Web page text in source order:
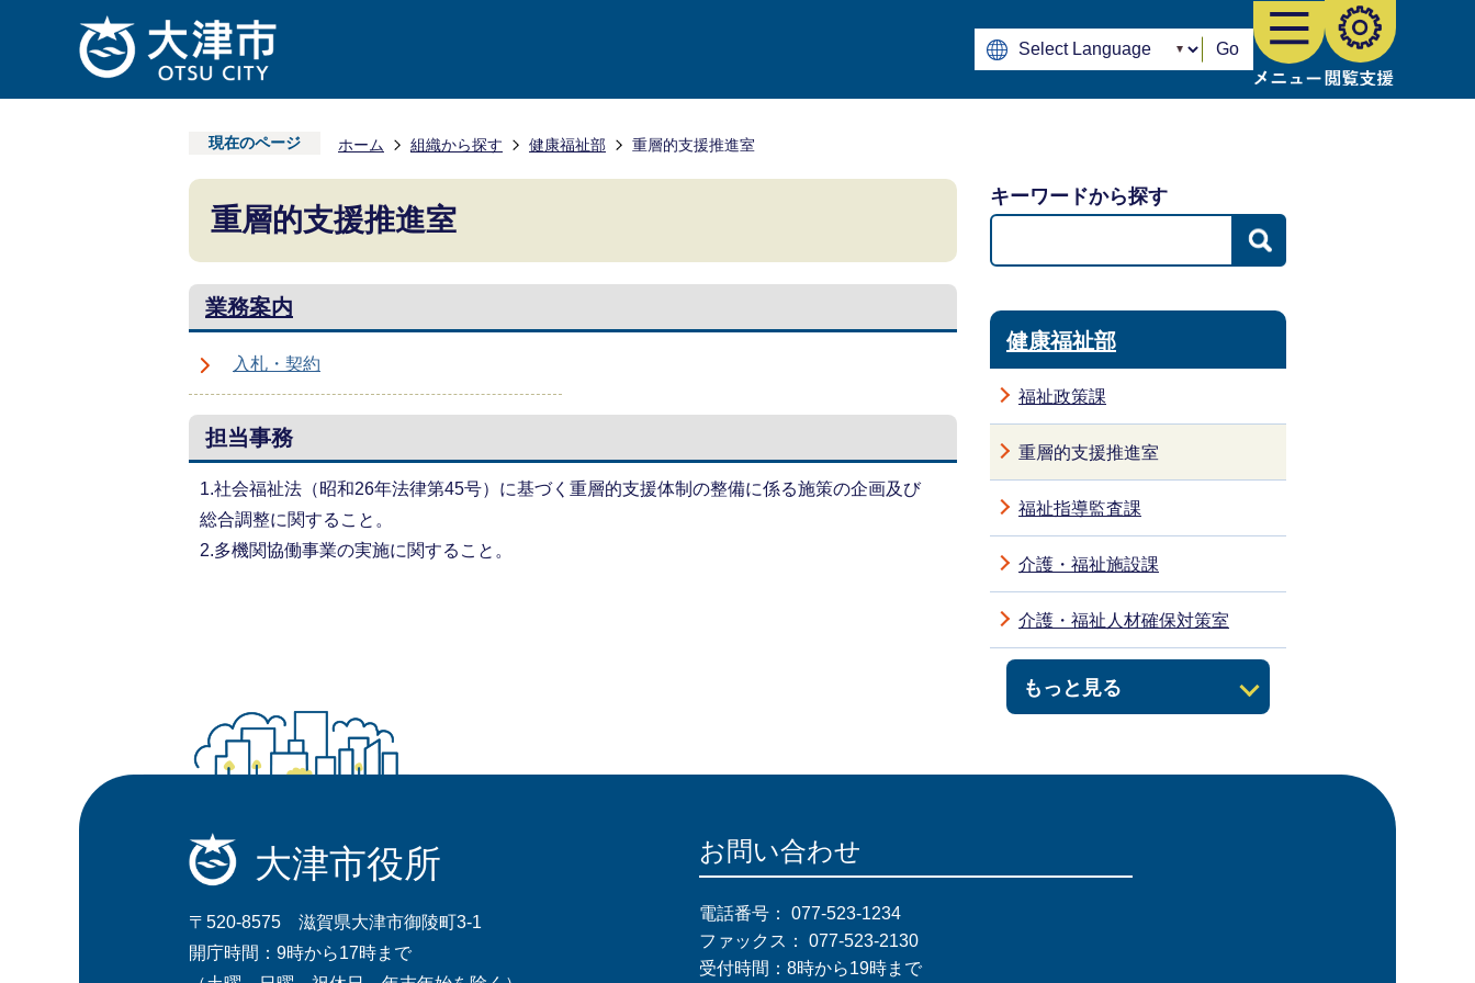
Go
現在のページ ホーム 組織から探す 健康福祉部 重層的支援推進室
重層的支援推進室
業務案内
入札・契約
担当事務
1.社会福祉法（昭和26年法律第45号）に基づく重層的支援体制の整備に係る施策の企画及び
総合調整に関すること。
2.多機関協働事業の実施に関すること。
キーワードから探す
健康福祉部
福祉政策課
重層的支援推進室
福祉指導監査課
もっと見る
介護・福祉施設課
介護・福祉人材確保対策室
大津市役所
〒520-8575 滋賀県大津市御陵町3-1
開庁時間：9時から17時まで
お問い合わせ
電話番号： 077-523-1234
ファックス： 077-523-2130
受付時間：8時から19時まで